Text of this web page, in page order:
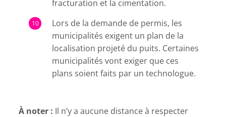
fracturation et la cimentation.
Lors de la demande de permis, les
municipalités exigent un plan de la
localisation projeté du puits. Certaines
municipalités vont exiger que ces
plans soient faits par un technologue.
À noter : Il n’y a aucune distance à respecter